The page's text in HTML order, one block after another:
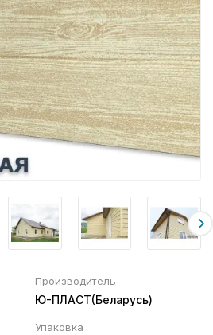
Производитель
Ю-ПЛАСТ(Беларусь)
Упаковка